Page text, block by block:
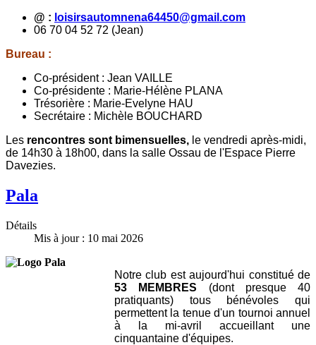
@ : loisirsautomnena64450@gmail.com
06 70 04 52 72 (Jean)
Bureau :
Co-président : Jean VAILLE
Co-présidente : Marie-Hélène PLANA
Trésorière : Marie-Evelyne HAU
Secrétaire : Michèle BOUCHARD
Les rencontres sont bimensuelles, le vendredi après-midi,
de 14h30 à 18h00, dans la salle Ossau de l'Espace Pierre
Davezies.
Pala
Détails
Mis à jour : 10 mai 2026
Notre club est aujourd'hui constitué de
53 MEMBRES (dont presque 40
pratiquants) tous bénévoles qui
permettent la tenue d'un tournoi annuel
à la mi-avril accueillant une
cinquantaine d'équipes.